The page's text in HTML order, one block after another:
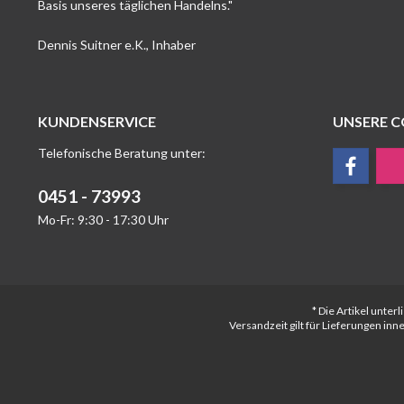
Basis unseres täglichen Handelns."
Dennis Suitner e.K., Inhaber
KUNDENSERVICE
Telefonische Beratung unter:
0451 - 73993
Mo-Fr: 9:30 - 17:30 Uhr
UNSERE
* Die Artikel
Versandzeit gilt für Lieferungen